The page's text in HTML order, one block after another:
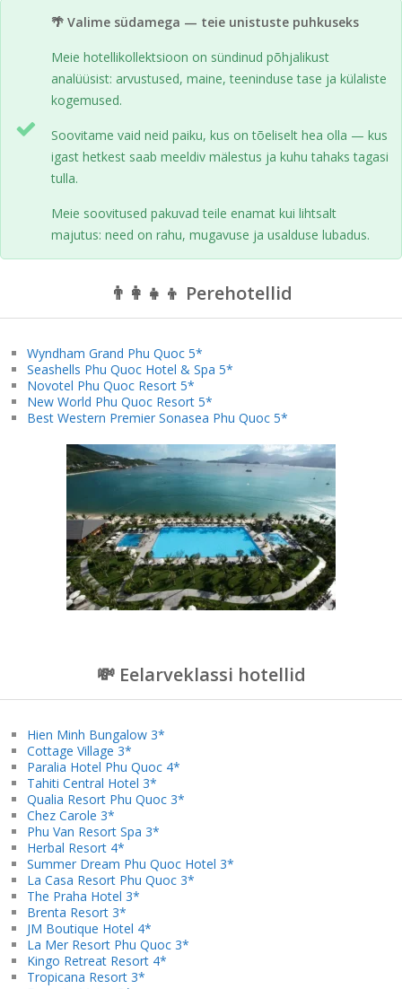
🌴 Valime südamega — teie unistuste puhkuseks
Meie hotellikollektsioon on sündinud põhjalikust
analüüsist: arvustused, maine, teeninduse tase ja külaliste
kogemused.
Soovitame vaid neid paiku, kus on tõeliselt hea olla — kus
igast hetkest saab meeldiv mälestus ja kuhu tahaks tagasi
tulla.
Meie soovitused pakuvad teile enamat kui lihtsalt
majutus: need on rahu, mugavuse ja usalduse lubadus.
👨‍👩‍👧‍👦 Perehotellid
Wyndham Grand Phu Quoc 5*
Seashells Phu Quoc Hotel & Spa 5*
Novotel Phu Quoc Resort 5*
New World Phu Quoc Resort 5*
Best Western Premier Sonasea Phu Quoc 5*
💸 Eelarveklassi hotellid
Hien Minh Bungalow 3*
Cottage Village 3*
Paralia Hotel Phu Quoc 4*
Tahiti Central Hotel 3*
Qualia Resort Phu Quoc 3*
Chez Carole 3*
Phu Van Resort Spa 3*
Herbal Resort 4*
Summer Dream Phu Quoc Hotel 3*
La Casa Resort Phu Quoc 3*
The Praha Hotel 3*
Brenta Resort 3*
JM Boutique Hotel 4*
La Mer Resort Phu Quoc 3*
Kingo Retreat Resort 4*
Tropicana Resort 3*